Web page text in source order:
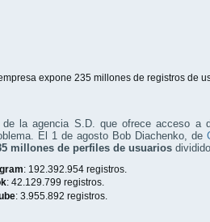
expone 235 millones de registros de
la agencia S.D. que ofrece acceso a
El 1 de agosto Bob Diachenko, de
millones de perfiles de usuarios
: 192.392.954 registros.
: 42.129.799 registros.
: 3.955.892 registros.